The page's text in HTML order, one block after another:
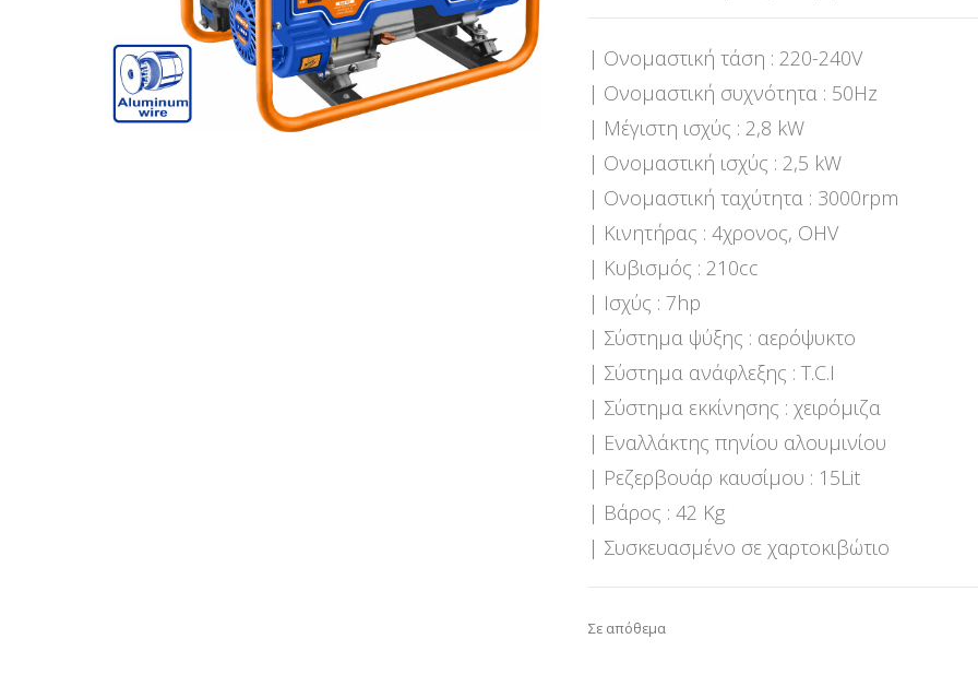
| Ονομαστική τάση : 220-240V
| Ονομαστική συχνότητα : 50Hz
| Μέγιστη ισχύς : 2,8 kW
| Ονομαστική ισχύς : 2,5 kW
| Ονομαστική ταχύτητα : 3000rpm
| Κινητήρας : 4χρονος, OHV
| Κυβισμός : 210cc
| Ισχύς : 7hp
| Σύστημα ψύξης : αερόψυκτο
| Σύστημα ανάφλεξης : T.C.I
| Σύστημα εκκίνησης : χειρόμιζα
| Εναλλάκτης πηνίου αλουμινίου
| Ρεζερβουάρ καυσίμου : 15Lit
| Bάρος : 42 Kg
| Συσκευασμένο σε χαρτοκιβώτιο
Σε απόθεμα